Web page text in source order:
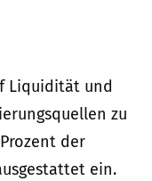
Liquidität und
zu
der
ein.